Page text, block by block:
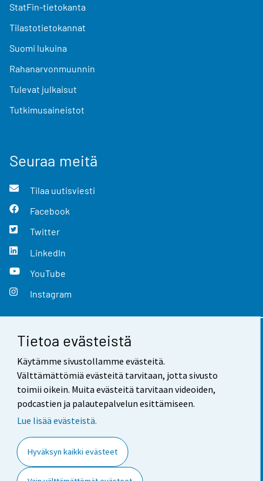
Tietoa evästeistä
Käytämme sivustollamme evästeitä.
Välttämättömiä evästeitä tarvitaan, jotta sivusto
toimii oikein. Muita evästeitä tarvitaan videoiden,
podcastien ja palautepalvelun esittämiseen.
Lue lisää evästeistä.
Hyväksyn kaikki evästeet
StatFin-tietokanta
Tilastotietokannat
Suomi lukuina
Rahanarvonmuunnin
Tulevat julkaisut
Tutkimusaineistot
Seuraa meitä
Tilaa uutisviesti
Facebook
Twitter
LinkedIn
YouTube
Instagram
Yhteystiedot
Palaute
Käyttöehdot
Saavutettavuus
Tietoa sivustosta